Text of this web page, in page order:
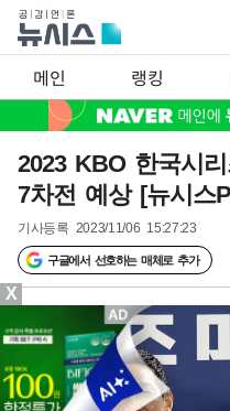
메인 랭킹
2023 KBO 한국시
7차전 예상 [뉴시스
기사등록 2023/11/06 15:27:23
구글에서 선호하는 매체로 추가
X